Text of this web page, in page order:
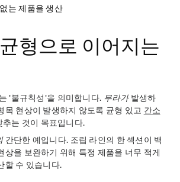
는 제품을 생산
형으로 이어지는
'불규칙성'을 의미합니다. 무라가발생하
목 현상이 발생하지 않도록 균형 있고 간소
추는 것이 목표입니다.
간단한 예입니다. 조립 라인의 한 섹션이 백
상을 보완하기 위해 특정 제품을 너무 적게
할 수 있습니다.